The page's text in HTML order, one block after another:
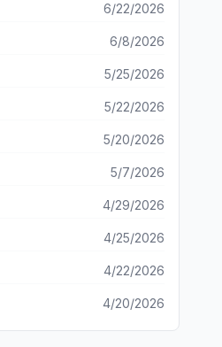
6/22/2026
6/8/2026
5/25/2026
5/22/2026
5/20/2026
5/7/2026
4/29/2026
4/25/2026
4/22/2026
4/20/2026